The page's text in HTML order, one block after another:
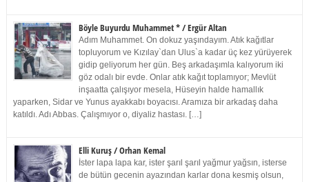
Böyle Buyurdu Muhammet * / Ergür Altan
Adım Muhammet. On dokuz yaşındayım. Atık kağıtlar
topluyorum ve Kızılay`dan Ulus`a kadar üç kez yürüyerek
gidip geliyorum her gün. Beş arkadaşımla kalıyorum iki
göz odalı bir evde. Onlar atık kağıt toplamıyor; Mevlüt
inşaatta çalışıyor mesela, Hüseyin halde hamallık
yaparken, Sidar ve Yunus ayakkabı boyacısı. Aramıza bir arkadaş daha
katıldı. Adı Abbas. Çalışmıyor o, diyaliz hastası. […]
Elli Kuruş / Orhan Kemal
İster lapa lapa kar, ister şarıl şarıl yağmur yağsın, isterse
de bütün gecenin ayazından karlar dona kesmiş olsun,